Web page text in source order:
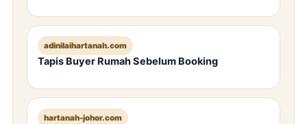
adinilaihartanah.com
Tapis Buyer Rumah Sebelum Booking
hartanah-johor.com